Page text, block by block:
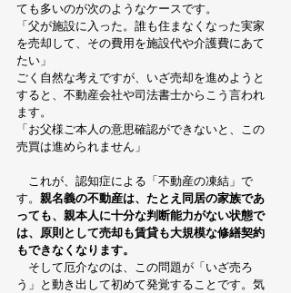
ても多いのが次のようなケースです。
「父が施設に入った。誰も住まなくなった実家
を売却して、その費用を施設代や介護費にあて
たい」
ごく自然な考えですが、いざ売却を進めようと
すると、不動産会社や司法書士からこう言われ
ます。
「お父様ご本人の意思確認ができないと、この
売買は進められません」
これが、認知症による「不動産の凍結」で
す。 親名義の不動産は、たとえ同居の家族であ
っても、親本人に十分な判断能力がない状態で
は、原則として売却も賃貸も大規模な修繕契約
もできなくなります。
そして厄介なのは、この問題が「いざ売ろ
う」と動き出して初めて発覚することです。気